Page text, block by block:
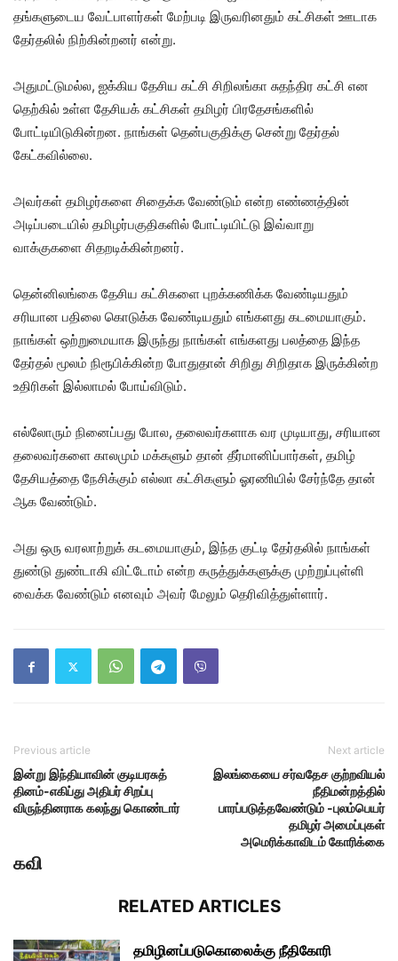
தங்களுடைய வேட்பாளர்கள் மேற்படி இருவரினதும் கட்சிகள் ஊடாக
தேர்தலில் நிற்கின்றனர் என்று.
அதுமட்டுமல்ல, ஐக்கிய தேசிய கட்சி சிறிலங்கா சுதந்திர கட்சி என
தெற்கில் உள்ள தேசியக் கட்சிகள் தமிழர் பிரதேசங்களில்
போட்டியிடுகின்றன. நாங்கள் தென்பகுதிக்கு சென்று தேர்தல்
கேட்கவில்லை.
அவர்கள் தமிழர்களை சிதைக்க வேண்டும் என்ற எண்ணத்தின்
அடிப்படையில் தமிழர்பகுதிகளில் போட்டியிட்டு இவ்வாறு
வாக்குகளை சிதறடிக்கின்றனர்.
தென்னிலங்கை தேசிய கட்சிகளை புறக்கணிக்க வேண்டியதும்
சரியான பதிலை கொடுக்க வேண்டியதும் எங்களது கடமையாகும்.
நாங்கள் ஒற்றுமையாக இருந்து நாங்கள் எங்களது பலத்தை இந்த
தேர்தல் மூலம் நிரூபிக்கின்ற போதுதான் சிறிது சிறிதாக இருக்கின்ற
உதிரிகள் இல்லாமல் போய்விடும்.
எல்லோரும் நினைப்பது போல, தலைவர்களாக வர முடியாது, சரியான
தலைவர்களை காலமும் மக்களும் தான் தீர்மானிப்பார்கள், தமிழ்
தேசியத்தை நேசிக்கும் எல்லா கட்சிகளும் ஓரணியில் சேர்ந்தே தான்
ஆக வேண்டும்.
அது ஒரு வரலாற்றுக் கடமையாகும், இந்த குட்டி தேர்தலில் நாங்கள்
துண்டு துண்டாகி விட்டோம் என்ற கருத்துக்களுக்கு முற்றுப்புள்ளி
வைக்க வேண்டும் எனவும் அவர் மேலும் தெரிவித்துள்ளார்.
Previous article
இன்று இந்தியாவின் குடியரசுத்
தினம்-எகிப்து அதிபர் சிறப்பு
விருந்தினராக கலந்து கொண்டார்
Next article
இலங்கையை சர்வதேச குற்றவியல்
நீதிமன்றத்தில்
பாரப்படுத்தவேண்டும் -புலம்பெயர்
தமிழர் அமைப்புகள்
அமெரிக்காவிடம் கோரிக்கை
கவி
RELATED ARTICLES
தமிழினப்படுகொலைக்கு நீதிகோரி